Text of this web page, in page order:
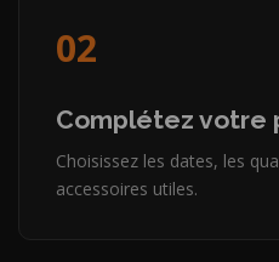
02
Complétez votre
Choisissez les dates, les
accessoires utiles.